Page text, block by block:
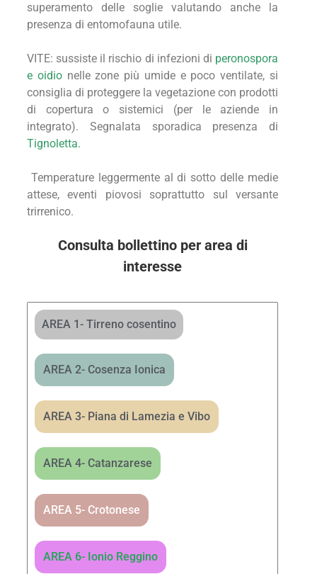
superamento delle soglie valutando anche la
presenza di entomofauna utile.
VITE: sussiste il rischio di infezioni di peronospora
e oidio nelle zone più umide e poco ventilate, si
consiglia di proteggere la vegetazione con prodotti
di copertura o sistemici (per le aziende in
integrato). Segnalata sporadica presenza di
Tignoletta.
Temperature leggermente al di sotto delle medie
attese, eventi piovosi soprattutto sul versante
trirrenico.
Consulta bollettino per area di
interesse
AREA 1- Tirreno cosentino
AREA 2- Cosenza Ionica
AREA 3- Piana di Lamezia e Vibo
AREA 4- Catanzarese
AREA 5- Crotonese
AREA 6- Ionio Reggino